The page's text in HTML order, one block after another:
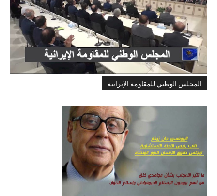
المجلس الوطني للمقاومة الإيرانية